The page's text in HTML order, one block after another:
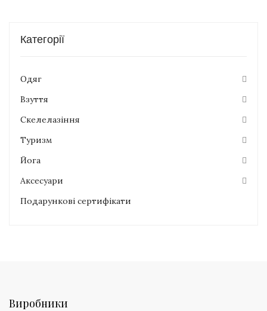
Категорії
Одяг
Взуття
Скелелазіння
Туризм
Йога
Аксесуари
Подарункові сертифікати
Виробники